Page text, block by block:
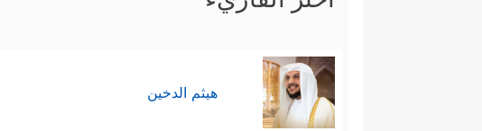
هيثم الدخين